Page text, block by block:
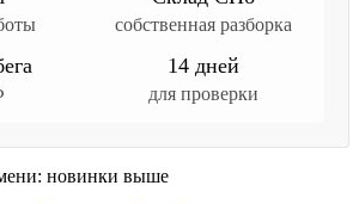
собственная разборка
14 дней
для проверки
новинки выше